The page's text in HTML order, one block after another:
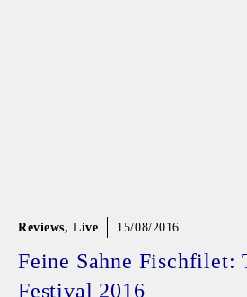
Reviews,Live 15/08/2016
Feine Sahne Fischfilet:
Festival 2016